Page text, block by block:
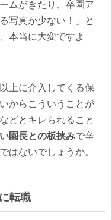
ムがきたり、卒園ア
写真が少ない！」と
本当に大変ですよ
上に介入してくる保
からこういうことが
どとキレられること
園長との板挟みで辛
はないでしょうか。
転職